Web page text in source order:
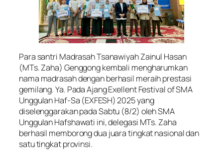
Para santri Madrasah Tsanawiyah Zainul Hasan
(MTs. Zaha) Genggong kembali mengharumkan
nama madrasah dengan berhasil meraih prestasi
gemilang. Ya. Pada Ajang Exellent Festival of SMA
Unggulan Haf-Sa (EXFESH) 2025 yang
diselenggarakan pada Sabtu (8/2) oleh SMA
Unggulan Hafshawati ini, delegasi MTs. Zaha
berhasil memborong dua juara tingkat nasional dan
satu tingkat provinsi.